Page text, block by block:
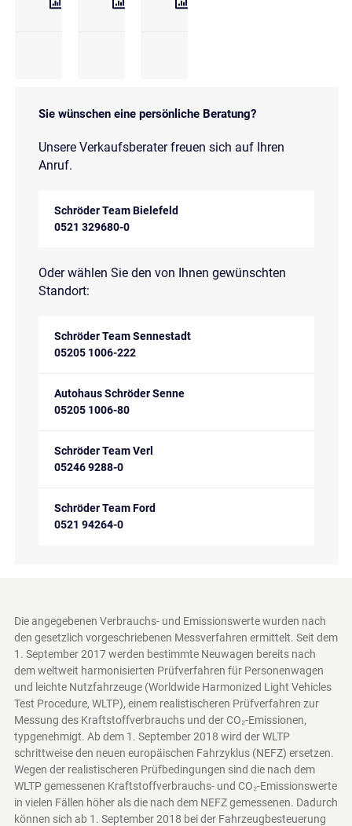
Sie wünschen eine persönliche Beratung?
Unsere Verkaufsberater freuen sich auf Ihren
Anruf.
Schröder Team Bielefeld
0521 329680-0
Oder wählen Sie den von Ihnen gewünschten
Standort:
Schröder Team Sennestadt
05205 1006-222
Autohaus Schröder Senne
05205 1006-80
Schröder Team Verl
05246 9288-0
Schröder Team Ford
0521 94264-0
Die angegebenen Verbrauchs- und Emissionswerte wurden nach
den gesetzlich vorgeschriebenen Messverfahren ermittelt. Seit dem
1. September 2017 werden bestimmte Neuwagen bereits nach
dem weltweit harmonisierten Prüfverfahren für Personenwagen
und leichte Nutzfahrzeuge (Worldwide Harmonized Light Vehicles
Test Procedure, WLTP), einem realistischeren Prüfverfahren zur
Messung des Kraftstoffverbrauchs und der CO₂-Emissionen,
typgenehmigt. Ab dem 1. September 2018 wird der WLTP
schrittweise den neuen europäischen Fahrzyklus (NEFZ) ersetzen.
Wegen der realistischeren Prüfbedingungen sind die nach dem
WLTP gemessenen Kraftstoffverbrauchs- und CO₂-Emissionswerte
in vielen Fällen höher als die nach dem NEFZ gemessenen. Dadurch
können sich ab 1. September 2018 bei der Fahrzeugbesteuerung